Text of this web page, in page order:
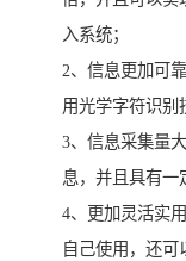
入系统；
2、信息更加可
用光学字符识别
3、信息采集量
息，并且具有一
4、更加灵活实
自己使用，还